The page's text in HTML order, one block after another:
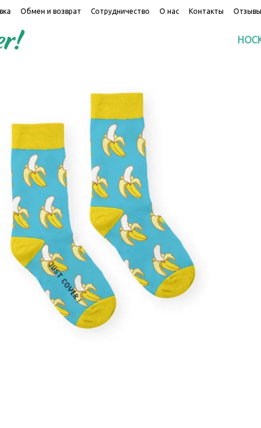
Обмен и возврат Сотрудничество О нас Контакты Отзывы